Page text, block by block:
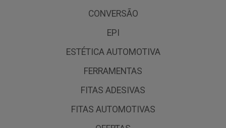
CONVERSÃO
EPI
ESTÉTICA AUTOMOTIVA
FERRAMENTAS
FITAS ADESIVAS
FITAS AUTOMOTIVAS